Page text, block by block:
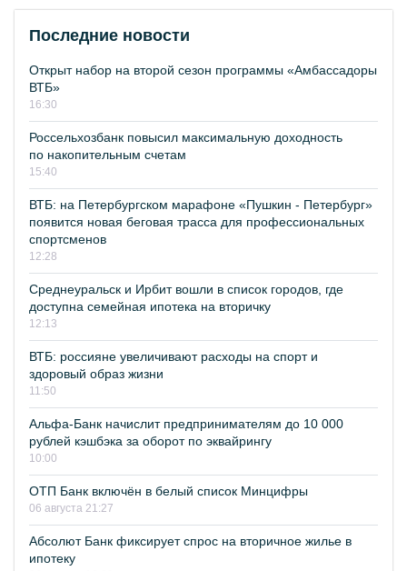
Последние новости
Открыт набор на второй сезон программы «Амбассадоры
ВТБ»
16:30
Россельхозбанк повысил максимальную доходность
по накопительным счетам
15:40
ВТБ: на Петербургском марафоне «Пушкин - Петербург»
появится новая беговая трасса для профессиональных
спортсменов
12:28
Среднеуральск и Ирбит вошли в список городов, где
доступна семейная ипотека на вторичку
12:13
ВТБ: россияне увеличивают расходы на спорт и
здоровый образ жизни
11:50
Альфа-Банк начислит предпринимателям до 10 000
рублей кэшбэка за оборот по эквайрингу
10:00
ОТП Банк включён в белый список Минцифры
06 августа 21:27
Абсолют Банк фиксирует спрос на вторичное жилье в
ипотеку